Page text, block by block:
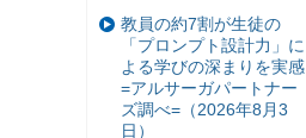
教員の約7割が生徒の
「プロンプト設計力」に
よる学びの深まりを実感
=アルサーガパートナー
ズ調べ=（2026年8月3
日）